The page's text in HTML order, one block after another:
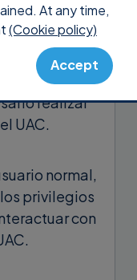
At any time,
(Cookie policy)
Accept
de
del UAC y de
una
proporciona
realizar
UAC.
normal,
privilegios
con